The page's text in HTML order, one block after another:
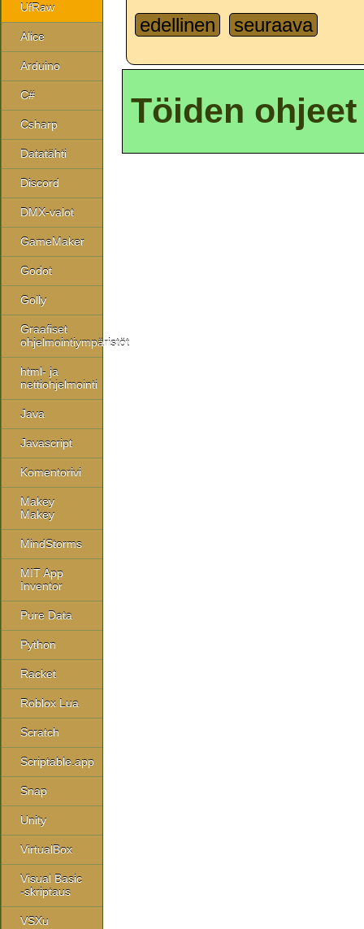
UfRaw
Alice
Arduino
C#
Csharp
Datatähti
Discord
DMX-valot
GameMaker
Godot
Golly
Graafiset
ohjelmointiympäristöt
html- ja
nettiohjelmointi
Java
Javascript
Komentorivi
Makey
Makey
MindStorms
MIT App
Inventor
Pure Data
Python
Racket
Roblox Lua
Scratch
Scriptable.app
Snap
Unity
VirtualBox
Visual Basic
-skriptaus
VSXu
edellinen seuraava
Töiden ohjeet